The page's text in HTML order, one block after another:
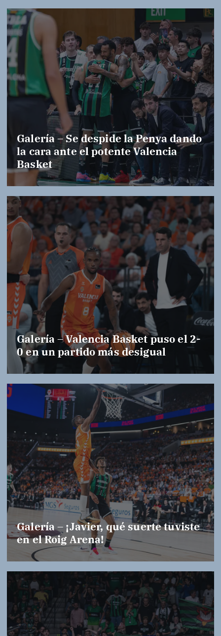
Galería – Se despide la Penya dando
la cara ante el potente Valencia
Basket
Galería – Valencia Basket puso el 2-
0 en un partido más desigual
Galería – ¡Javier, qué suerte tuviste
en el Roig Arena!